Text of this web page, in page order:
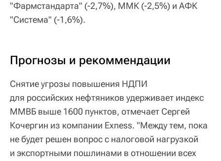
"Фармстандарта" (-2,7%), ММК (-2,5%) и АФК
"Система" (-1,6%).
Прогнозы и рекоммендации
Снятие угрозы повышения НДПИ
для российских нефтяников удерживает индекс
ММВБ выше 1600 пунктов, отмечает Сергей
Кочергин из компании Exness. "Между тем, пока
не будет решен вопрос с налоговой нагрузкой
и экспортными пошлинами в отношении всех